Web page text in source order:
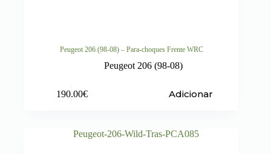
Peugeot 206 (98-08) – Para-choques Frente WRC
Peugeot 206 (98-08)
190.00€ Adicionar